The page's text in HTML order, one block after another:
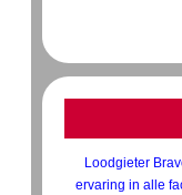
Loodgieter
ervaring in alle